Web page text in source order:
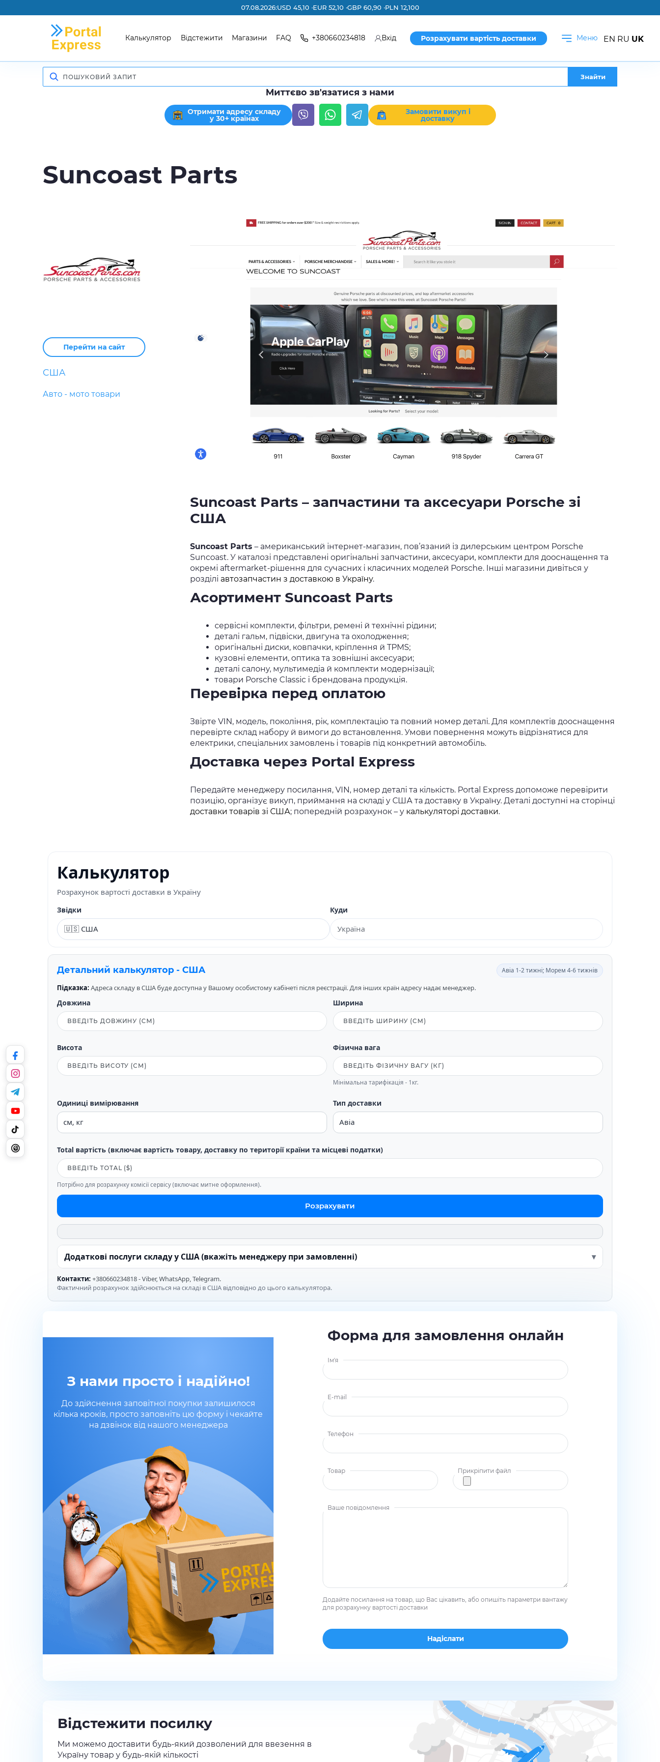
07.08.2026:USD 45,10 ·EUR 52,10 ·GBP 60,90 ·PLN 12,100
Калькулятор Відстежити Магазини FAQ +380660234818 Вхід Розрахувати вартість доставки Меню
Знайти
Миттєво зв'язатися з нами
Отримати адресу складу
у 30+ країнах
Замовити викуп і
доставку
Suncoast Parts
Перейти на сайт
США
Авто - мото товари
Suncoast Parts – запчастини та аксесуари Porsche зі
США
Suncoast Parts – американський інтернет-магазин, пов’язаний із дилерським центром Porsche
Suncoast. У каталозі представлені оригінальні запчастини, аксесуари, комплекти для дооснащення та
окремі aftermarket-рішення для сучасних і класичних моделей Porsche. Інші магазини дивіться у
розділі автозапчастин з доставкою в Україну.
Асортимент Suncoast Parts
сервісні комплекти, фільтри, ремені й технічні рідини;
деталі гальм, підвіски, двигуна та охолодження;
оригінальні диски, ковпачки, кріплення й TPMS;
кузовні елементи, оптика та зовнішні аксесуари;
деталі салону, мультимедіа й комплекти модернізації;
товари Porsche Classic і брендована продукція.
Перевірка перед оплатою
Звірте VIN, модель, покоління, рік, комплектацію та повний номер деталі. Для комплектів дооснащення
перевірте склад набору й вимоги до встановлення. Умови повернення можуть відрізнятися для
електрики, спеціальних замовлень і товарів під конкретний автомобіль.
Доставка через Portal Express
Передайте менеджеру посилання, VIN, номер деталі та кількість. Portal Express допоможе перевірити
позицію, організує викуп, приймання на складі у США та доставку в Україну. Деталі доступні на сторінці
доставки товарів зі США; попередній розрахунок – у калькуляторі доставки.
Калькулятор
Розрахунок вартості доставки в Україну
Звідки Куди
Детальний калькулятор - США Авіа 1-2 тижні; Морем 4-6 тижнів
Підказка: Адреса складу в США буде доступна у Вашому особистому кабінеті після реєстрації. Для інших країн адресу надає менеджер.
Довжина Ширина
Висота Фізична вага
Мінімальна тарифікація - 1кг.
Одиниці вимірювання Тип доставки
Total вартість (включає вартість товару, доставку по території країни та місцеві податки)
Потрібно для розрахунку комісії сервісу (включає митне оформлення).
Розрахувати
Додаткові послуги складу у США (вкажіть менеджеру при замовленні)
Контакти: +380660234818 - Viber, WhatsApp, Telegram.
Фактичний розрахунок здійснюється на складі в США відповідно до цього калькулятора.
З нами просто і надійно!
До здійснення заповітної покупки залишилося
кілька кроків, просто заповніть цю форму і чекайте
на дзвінок від нашого менеджера
Форма для замовлення онлайн
Ім'я
E-mail
Телефон
Товар Прикріпити файл
Ваше повідомлення
Додайте посилання на товар, що Вас цікавить, або опишіть параметри вантажу
для розрахунку вартості доставки
Відстежити посилку
Ми можемо доставити будь-який дозволений для ввезення в
Україну товар у будь-якій кількості
EN RU UK